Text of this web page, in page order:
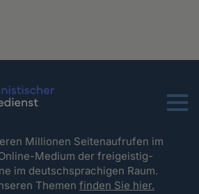
Menu
Millionen Seitenaufrufen im
Medium der freigeistig-
im deutschsprachigen Raum.
Themenfinden Sie hier.